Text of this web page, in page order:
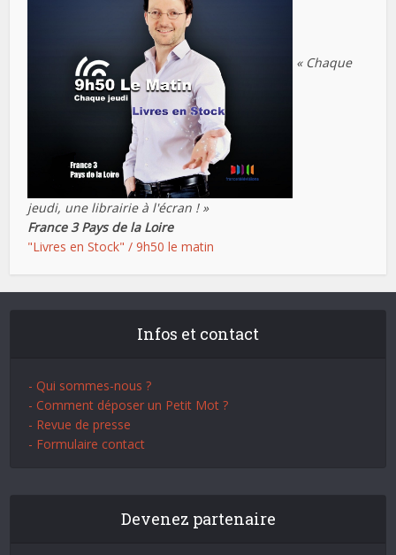
« Chaque
jeudi, une librairie à l'écran ! »
France 3 Pays de la Loire
"Livres en Stock" / 9h50 le matin
Infos et contact
- Qui sommes-nous ?
- Comment déposer un Petit Mot ?
- Revue de presse
- Formulaire contact
Devenez partenaire